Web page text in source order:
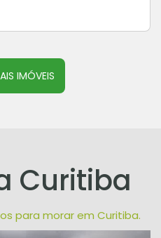
IMÓVEIS
Curitiba
para morar em Curitiba.